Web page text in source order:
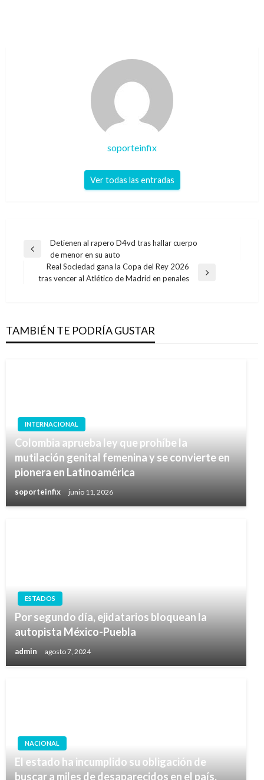
soporteinfix
Ver todas las entradas
Navegación
entradas
Entrada
anterior
Detienen al rapero D4vd tras hallar cuerpo
de menor en su auto
Entrada
Real Sociedad gana la Copa del Rey 2026
tras vencer al Atlético de Madrid en penales
TAMBIÉN TE PODRÍA GUSTAR
INTERNACIONAL
Colombia aprueba ley que prohíbe la
mutilación genital femenina y se convierte en
pionera en Latinoamérica
soporteinfix junio 11, 2026
ESTADOS
Por segundo día, ejidatarios bloquean la
autopista México-Puebla
admin agosto 7, 2024
NACIONAL
El estado ha incumplido su obligación de
buscar a miles de desaparecidos en el país,